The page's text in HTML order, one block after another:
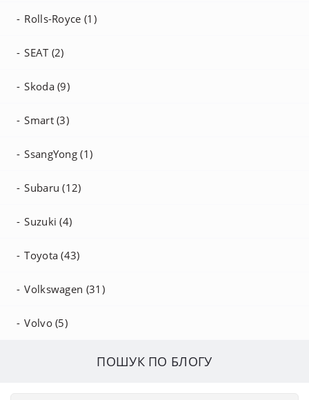
Rolls-Royce (1)
SEAT (2)
Skoda (9)
Smart (3)
SsangYong (1)
Subaru (12)
Suzuki (4)
Toyota (43)
Volkswagen (31)
Volvo (5)
ПОШУК ПО БЛОГУ